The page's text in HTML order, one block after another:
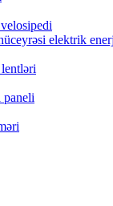
elektrik
paneli